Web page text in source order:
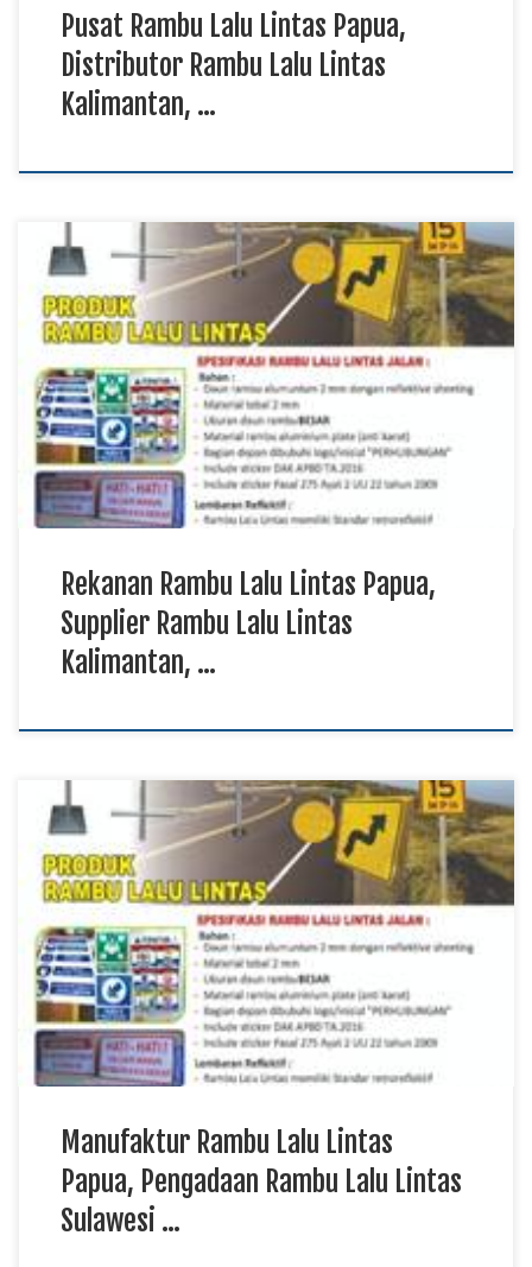
Pusat Rambu Lalu Lintas Papua,
Distributor Rambu Lalu Lintas
Kalimantan, …
Rekanan Rambu Lalu Lintas Papua, Supplier Rambu Lalu Lintas
Kalimantan, Produksi Rambu Lalu Lintas Maluku Utara TKDN
E Katalog Rambu lalu lintas memiliki fungsi penting sebagai
media informasi, petunjuk, larangan, dan peringatan bagi
pengguna jalan agar tercipta lalu lintas yang aman dan tertib.
Rekanan rambu lalu lintas menghadirkan produk yang […]
Rekanan Rambu Lalu Lintas Papua,
Supplier Rambu Lalu Lintas
Kalimantan, …
Manufaktur Rambu Lalu Lintas Papua, Pengadaan Rambu Lalu
Lintas Sulawesi TKDN E Katalog, Harga Rambu Lalu Lintas
Kalimantan Rambu lalu lintas merupakan sarana keselamatan
yang berfungsi memberikan informasi, petunjuk, larangan, dan
peringatan kepada seluruh pengguna jalan. Manufaktur rambu
lalu lintas menghadirkan produk berkualitas yang diproduksi
menggunakan material pilihan dengan lapisan […]
Manufaktur Rambu Lalu Lintas
Papua, Pengadaan Rambu Lalu Lintas
Sulawesi …